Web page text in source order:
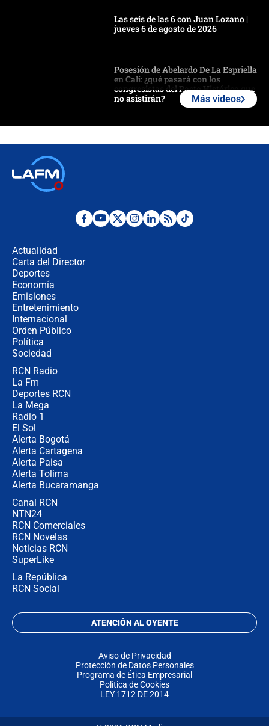
Las seis de las 6 con Juan Lozano |
jueves 6 de agosto de 2026
Posesión de Abelardo De La Espriella
en Cali: ¿qué pasará con los
congresistas del Pacto Histórico que
no asistirán?
¿Por qué De la Espriella gobernará
Más videos
Actualidad
Carta del Director
Deportes
Economía
Emisiones
Entretenimiento
Internacional
Orden Público
Política
Sociedad
RCN Radio
La Fm
Deportes RCN
La Mega
Radio 1
El Sol
Alerta Bogotá
Alerta Cartagena
Alerta Paisa
Alerta Tolima
Alerta Bucaramanga
Canal RCN
NTN24
RCN Comerciales
RCN Novelas
Noticias RCN
SuperLike
La República
RCN Social
ATENCIÓN AL OYENTE
Aviso de Privacidad
Protección de Datos Personales
Programa de Ética Empresarial
Política de Cookies
LEY 1712 DE 2014